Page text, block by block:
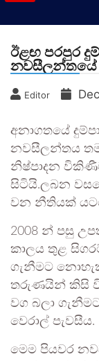
ඊළඟ පරපුර
නවසීලන්තයේ
Editor
අනාගතයේ
නවසීලන්තය
නිෂ්පාදන
සිටියි.ලබන
වන නීතියක්
2008 න් පසු
කාලය තුළ
ගැනීමට
තරුණයින් කිසි
වග බලා
වෙරාල් පැවසීය.
මෙම පියවර